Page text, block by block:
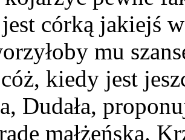
córką jakiejś
mu
kiedy jest
Dudała,
małżeńską.